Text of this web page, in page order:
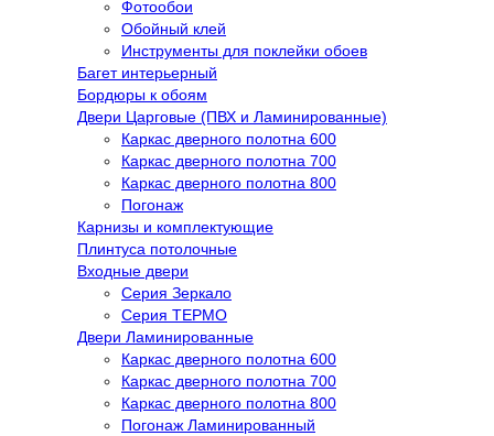
Фотообои
Обойный клей
Инструменты для поклейки обоев
Багет интерьерный
Бордюры к обоям
Двери Царговые (ПВХ и Ламинированные)
Каркас дверного полотна 600
Каркас дверного полотна 700
Каркас дверного полотна 800
Погонаж
Карнизы и комплектующие
Плинтуса потолочные
Входные двери
Серия Зеркало
Серия ТЕРМО
Двери Ламинированные
Каркас дверного полотна 600
Каркас дверного полотна 700
Каркас дверного полотна 800
Погонаж Ламинированный